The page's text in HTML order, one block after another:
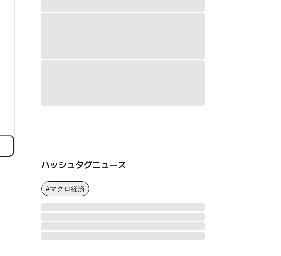
ハッシュタグニュース
#マクロ経済